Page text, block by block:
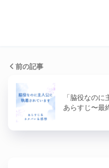
前の記事
「脇役なの
あらすじ〜最